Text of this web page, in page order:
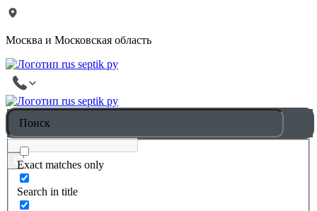
Москва и Московская область
Exact matches only
Search in title